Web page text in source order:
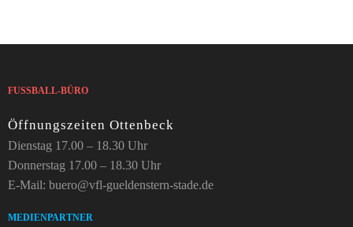
FUSSBALL-BÜRO
Öffnungszeiten Ottenbeck
Dienstag 17.00 – 18.30 Uhr
Donnerstag 17.00 – 18.30 Uhr
E-Mail: buero@vfl-gueldenstern-stade.de
MEDIENPARTNER